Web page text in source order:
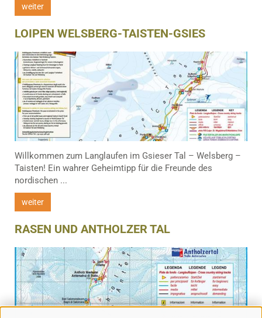
weiter
LOIPEN WELSBERG-TAISTEN-GSIES
Willkommen zum Langlaufen im Gsieser Tal – Welsberg –
Taisten! Ein wahrer Geheimtipp für die Freunde des
nordischen ...
weiter
RASEN UND ANTHOLZER TAL